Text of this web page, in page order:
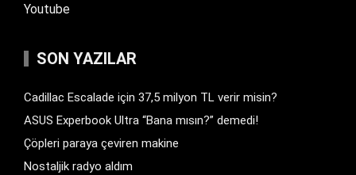
Youtube
SON YAZILAR
Cadillac Escalade için 37,5 milyon TL verir misin?
ASUS Experbook Ultra “Bana mısın?” demedi!
Çöpleri paraya çeviren makine
Nostaljik radyo aldım